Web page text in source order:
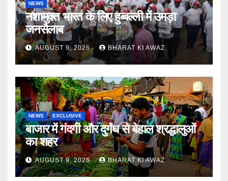
NEWS
नशामुक्त भारत के लिए हुब्बल्ली में उमड़ा
जनसैलाब
AUGUST 9, 2026 BHARAT KI AWAZ
NEWS EXCLUSIVE
बाजार में गंदगी और दुर्गंध से बेहाल श्रद्धालुओं
का शहर
AUGUST 9, 2026 BHARAT KI AWAZ